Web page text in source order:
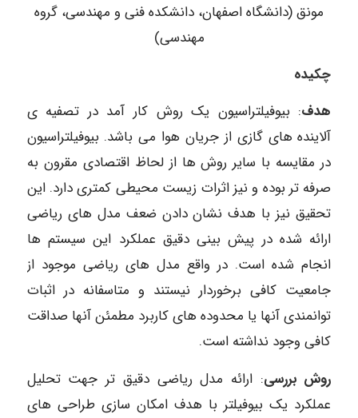
مونق (دانشگاه اصفهان، دانشکده فنی و مهندسی، گروه
مهندسی)
چکیده
هدف: بیوفیلتراسیون یک روش کار آمد در تصفیه ی
آلاینده های گازی از جریان هوا می باشد. بیوفیلتراسیون
در مقایسه با سایر روش ها از لحاظ اقتصادی مقرون به
صرفه تر بوده و نیز اثرات زیست محیطی کمتری دارد. این
تحقیق نیز با هدف نشان دادن ضعف مدل های ریاضی
ارائه شده در پیش بینی دقیق عملکرد این سیستم ها
انجام شده است. در واقع مدل های ریاضی موجود از
جامعیت کافی برخوردار نیستند و متاسفانه در اثبات
توانمندی آنها یا محدوده های کاربرد مطمئن آنها صداقت
کافی وجود نداشته است.
روش بررسی: ارائه مدل ریاضی دقیق تر جهت تحلیل
عملکرد یک بیوفیلتر با هدف امکان سازی طراحی های